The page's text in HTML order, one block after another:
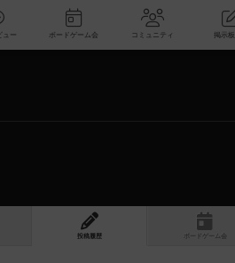
新着レビュー ボードゲーム会 コミュニティ
投稿履歴 ボ ドゲ ーム